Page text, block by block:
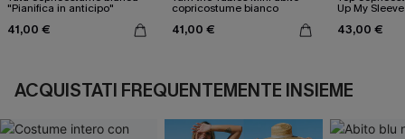
"Pianifica in anticipo"
41,00 €
copricostume bianco
41,00 €
Up My Sleeve
43,00 €
ACQUISTATI FREQUENTEMENTE INSIEME